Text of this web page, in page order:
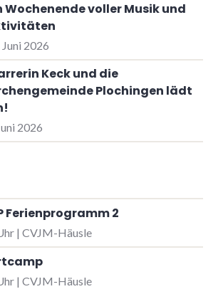
Wochenende voller Musik und
Juni 2026
Keck und die
Plochingen lädt
2026
Ferienprogramm 2
| CVJM-Häusle
| CVJM-Häusle